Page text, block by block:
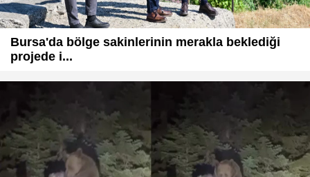
Bursa'da bölge sakinlerinin merakla beklediği
projede i...